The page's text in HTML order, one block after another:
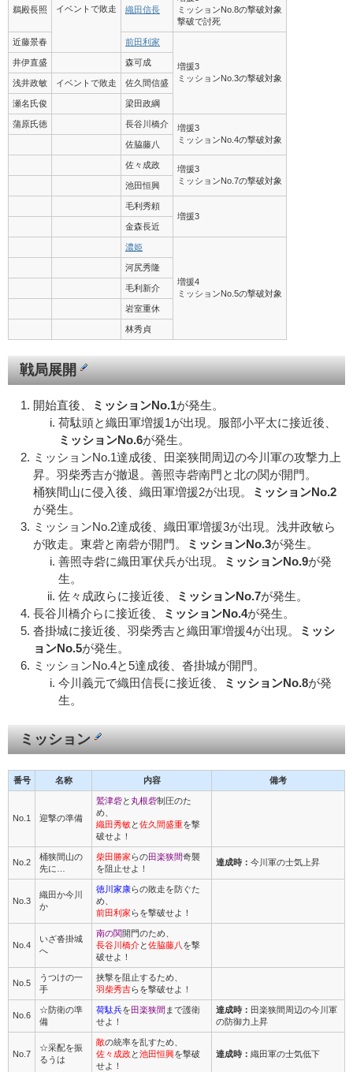
イベントで敗走
鵜殿長照 織田信長
ミッションNo.8の撃破対象
撃破で討死
近藤景春 前田利家
増援3
ミッションNo.3の撃破対象
井伊直盛 森可成
浅井政敏 イベントで敗走 佐久間信盛
瀬名氏俊 梁田政綱
蒲原氏徳 長谷川橋介
増援3
ミッションNo.4の撃破対象
佐脇藤八
佐々成政
増援3
ミッションNo.7の撃破対象
池田恒興
毛利秀頼
増援3
金森長近
濃姫
増援4
ミッションNo.5の撃破対象
河尻秀隆
毛利新介
岩室重休
林秀貞
戦局展開
開始直後、 ミッションNo.1が発生。
荷駄頭と織田軍増援1が出現。服部小平太に接近後、
ミッションNo.6が発生。
ミッションNo.1達成後、田楽狭間周辺の今川軍の攻撃力上
昇。羽柴秀吉が撤退。善照寺砦南門と北の関が開門。
桶狭間山に侵入後、織田軍増援2が出現。
ミッションNo.2
が発生。
ミッションNo.2達成後、織田軍増援3が出現。浅井政敏ら
が敗走。東砦と南砦が開門。
ミッションNo.3が発生。
善照寺砦に織田軍伏兵が出現。
ミッションNo.9が発
生。
佐々成政らに接近後、
ミッションNo.7が発生。
長谷川橋介らに接近後、
ミッションNo.4が発生。
沓掛城に接近後、羽柴秀吉と織田軍増援4が出現。
ミッシ
ョンNo.5が発生。
ミッションNo.4と5達成後、沓掛城が開門。
今川義元で織田信長に接近後、
ミッションNo.8が発
生。
ミッション
番号 名称 内容 備考
No.1 迎撃の準備
鷲津砦と 丸根砦制圧のた
め、
織田秀敏と佐久間盛重を撃
破せよ！
No.2
桶狭間山の
先に…
柴田勝家 らの田楽狭間奇襲
を阻止せよ！
達成時： 今川軍の士気上昇
No.3
織田か今川
か
徳川家康らの敗走を防ぐた
め、
前田利家 らを撃破せよ！
No.4
いざ沓掛城
へ
南の関開門のため、
長谷川橋介と佐脇藤八 を撃
破せよ！
No.5
うつけの一
手
挟撃を阻止するため、
羽柴秀吉らを撃破せよ！
No.6
☆防衛の準
備
荷駄兵を田楽狭間 まで護衛
せよ！
達成時： 田楽狭間周辺の今川軍
の防御力上昇
No.7
☆采配を振
るうは
敵の統率を乱すため、
佐々成政と池田恒興を撃破
せよ！
達成時： 織田軍の士気低下